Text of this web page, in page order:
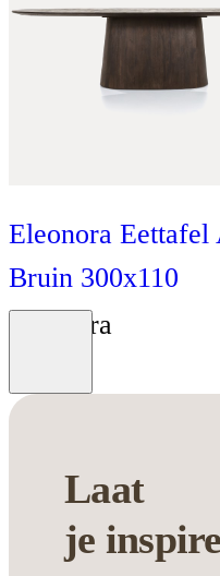
Eleonora Eettafel
Bruin 300x110
Eleonora
Laat
je